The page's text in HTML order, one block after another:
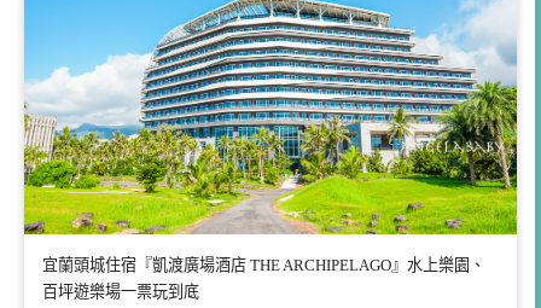
宜蘭頭城住宿『凱渡廣場酒店 THE ARCHIPELAGO』水上樂園、
百坪遊樂場一票玩到底